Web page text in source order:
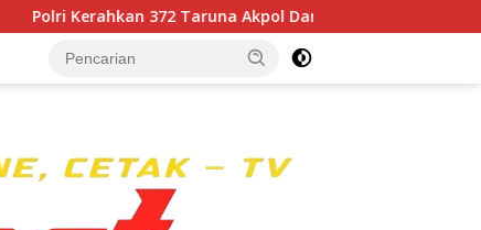
Akpol Dampingi Siswa di 73 Sekolah Rakyat Bersama